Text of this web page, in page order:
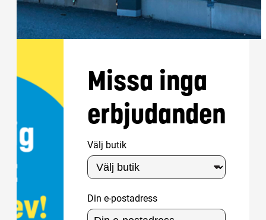
Missa inga
erbjudanden
Välj butik
Din e-postadress